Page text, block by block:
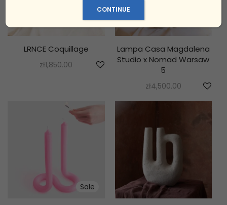
LRNCE Coquillage
zł1,850.00
Lampa Casa Magdalena
Studio x Nomad Warsaw
5
zł4,500.00
Sale
CONTINUE